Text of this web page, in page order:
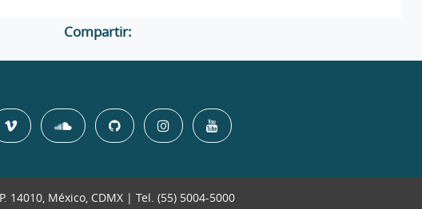
Compartir:
México, CDMX | Tel. (55) 5004-5000